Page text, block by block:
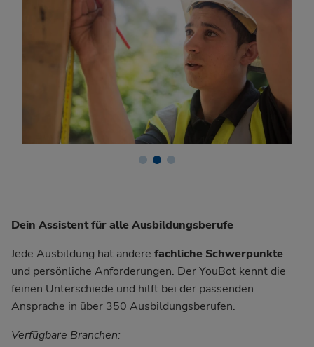
Dein Assistent für alle Ausbildungsberufe
Jede Ausbildung hat andere fachliche Schwerpunkte
und persönliche Anforderungen. Der YouBot kennt die
feinen Unterschiede und hilft bei der passenden
Ansprache in über 350 Ausbildungsberufen.
Verfügbare Branchen: